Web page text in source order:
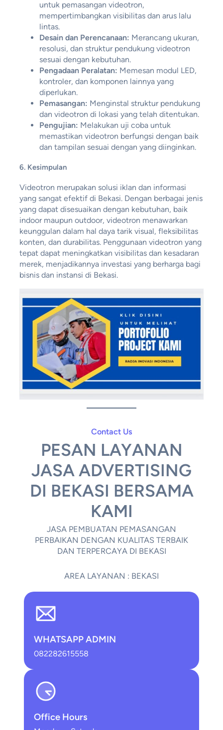
untuk pemasangan videotron,
mempertimbangkan visibilitas dan arus lalu
lintas.
Desain dan Perencanaan: Merancang ukuran,
resolusi, dan struktur pendukung videotron
sesuai dengan kebutuhan.
Pengadaan Peralatan: Memesan modul LED,
kontroler, dan komponen lainnya yang
diperlukan.
Pemasangan: Menginstal struktur pendukung
dan videotron di lokasi yang telah ditentukan.
Pengujian: Melakukan uji coba untuk
memastikan videotron berfungsi dengan baik
dan tampilan sesuai dengan yang diinginkan.
6. Kesimpulan
Videotron merupakan solusi iklan dan informasi
yang sangat efektif di Bekasi. Dengan berbagai jenis
yang dapat disesuaikan dengan kebutuhan, baik
indoor maupun outdoor, videotron menawarkan
keunggulan dalam hal daya tarik visual, fleksibilitas
konten, dan durabilitas. Penggunaan videotron yang
tepat dapat meningkatkan visibilitas dan kesadaran
merek, menjadikannya investasi yang berharga bagi
bisnis dan instansi di Bekasi.
Contact Us
PESAN LAYANAN
JASA ADVERTISING
DI BEKASI BERSAMA
KAMI
JASA PEMBUATAN PEMASANGAN
PERBAIKAN DENGAN KUALITAS TERBAIK
DAN TERPERCAYA DI BEKASI
AREA LAYANAN : BEKASI
WHATSAPP ADMIN
082282615558
Office Hours